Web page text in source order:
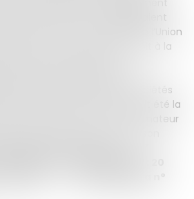
de l’assuré, ne s’appliquaient
La Cour de Justice de l’Union
du 20 mai 2021, a fait droit à la
danoise, en
car pour la question des
passagers aériens des sociétés
de la Cour de Justice avait été la
est accordée au consommateur
protection n’a pas de raison
société commerciale. * * *
de l’Union Européenne : 20
913/19